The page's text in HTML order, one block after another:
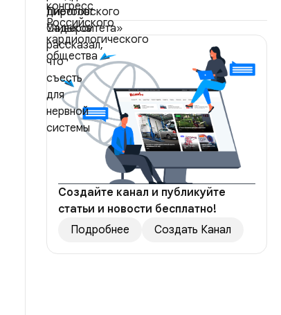
Создайте канал и публикуйте
статьи и новости бесплатно!
Подробнее
Создать Канал